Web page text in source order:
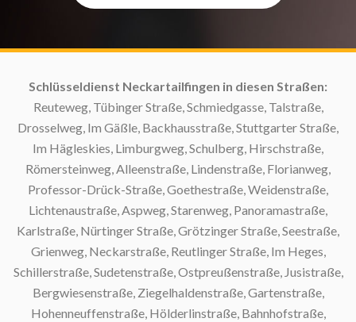
Schlüsseldienst Neckartailfingen in diesen Straßen:
Reuteweg, Tübinger Straße, Schmiedgasse, Talstraße,
Drosselweg, Im Gäßle, Backhausstraße, Stuttgarter Straße,
Im Hägleskies, Limburgweg, Schulberg, Hirschstraße,
Römersteinweg, Alleenstraße, Lindenstraße, Florianweg,
Professor-Drück-Straße, Goethestraße, Weidenstraße,
Lichtenaustraße, Aspweg, Starenweg, Panoramastraße,
Karlstraße, Nürtinger Straße, Grötzinger Straße, Seestraße,
Grienweg, Neckarstraße, Reutlinger Straße, Im Heges,
Schillerstraße, Sudetenstraße, Ostpreußenstraße, Jusistraße,
Bergwiesenstraße, Ziegelhaldenstraße, Gartenstraße,
Hohenneuffenstraße, Hölderlinstraße, Bahnhofstraße,